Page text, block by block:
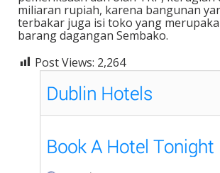
miliaran rupiah, karena bangunan
terbakar juga isi toko yang
barang dagangan Sembako.
Post Views: 2,264